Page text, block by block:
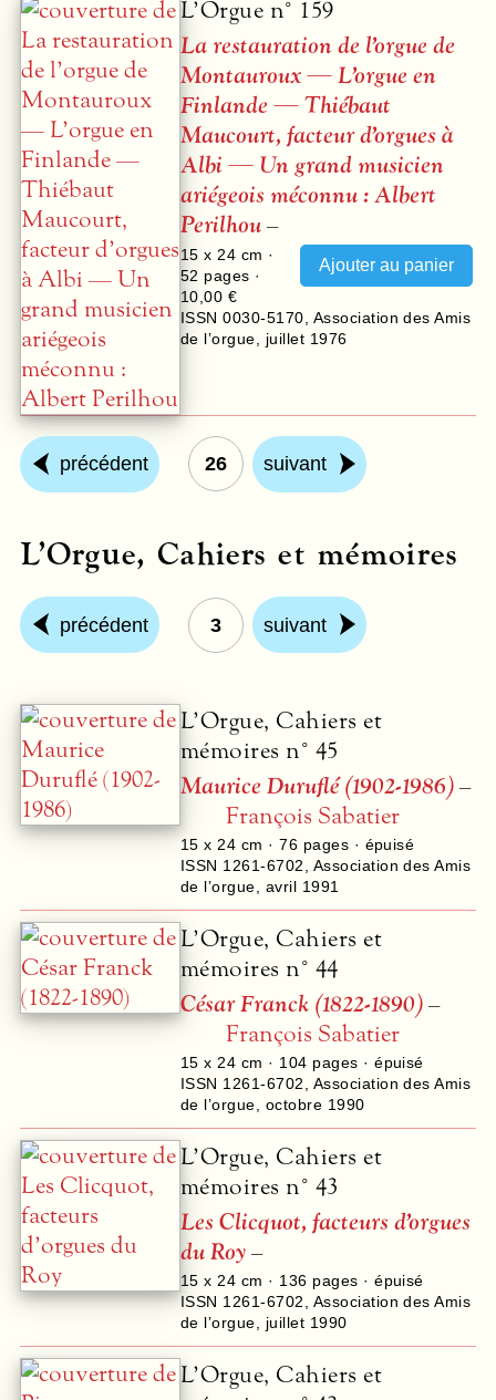
L’Orgue n° 159
La restauration de l’orgue de
Montauroux — L’orgue en
Finlande — Thiébaut
Maucourt, facteur d’orgues à
Albi — Un grand musicien
ariégeois méconnu : Albert
Perilhou–
15 x 24 cm ·
52 pages ·
10,00 €
ISSN 0030-5170 Association des Amis
de l’orgue
juillet 1976
précédent 26 suivant
L’Orgue, Cahiers et mémoires
précédent 3 suivant
L’Orgue, Cahiers et
mémoires n° 45
Maurice Duruflé (1902-1986)–
François Sabatier
15 x 24 cm ·76 pages · épuisé
ISSN 1261-6702, Association des Amis
de l’orgue, avril 1991
L’Orgue, Cahiers et
mémoires n° 44
César Franck (1822-1890)–
François Sabatier
15 x 24 cm · 104 pages · épuisé
ISSN 1261-6702, Association des Amis
de l’orgue, octobre 1990
L’Orgue, Cahiers et
mémoires n° 43
Les Clicquot, facteurs d’orgues
du Roy–
15 x 24 cm · 136 pages · épuisé
ISSN 1261-6702, Association des Amis
de l’orgue, juillet 1990
L’Orgue, Cahiers et